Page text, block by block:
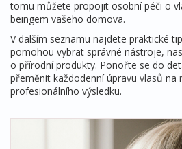
tomu můžete propojit osobní péči o
beingem vašeho domova.
V dalším seznamu najdete praktické
pomohou vybrat správné nástroje,
o přírodní produkty. Ponořte se do
přeměnit každodenní úpravu vlasů na
profesionálního výsledku.